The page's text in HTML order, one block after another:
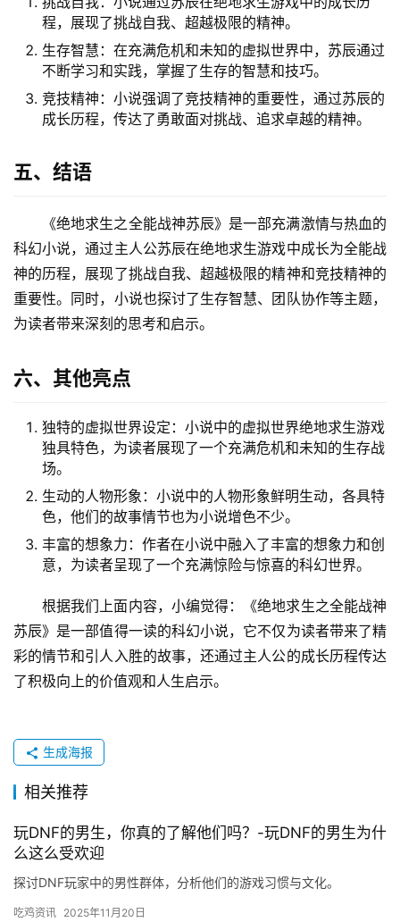
程，展现了挑战自我、超越极限的精神。
生存智慧：在充满危机和未知的虚拟世界中，苏辰通过
不断学习和实践，掌握了生存的智慧和技巧。
竞技精神：小说强调了竞技精神的重要性，通过苏辰的
成长历程，传达了勇敢面对挑战、追求卓越的精神。
五、结语
《绝地求生之全能战神苏辰》是一部充满激情与热血的
科幻小说，通过主人公苏辰在绝地求生游戏中成长为全能战
神的历程，展现了挑战自我、超越极限的精神和竞技精神的
重要性。同时，小说也探讨了生存智慧、团队协作等主题，
为读者带来深刻的思考和启示。
六、其他亮点
独特的虚拟世界设定：小说中的虚拟世界绝地求生游戏
独具特色，为读者展现了一个充满危机和未知的生存战
场。
生动的人物形象：小说中的人物形象鲜明生动，各具特
色，他们的故事情节也为小说增色不少。
丰富的想象力：作者在小说中融入了丰富的想象力和创
意，为读者呈现了一个充满惊险与惊喜的科幻世界。
根据我们上面内容，小编觉得：《绝地求生之全能战神
苏辰》是一部值得一读的科幻小说，它不仅为读者带来了精
彩的情节和引人入胜的故事，还通过主人公的成长历程传达
了积极向上的价值观和人生启示。
生成海报
相关推荐
玩DNF的男生，你真的了解他们吗？-玩DNF的男生为什
么这么受欢迎
探讨DNF玩家中的男性群体，分析他们的游戏习惯与文化。
吃鸡资讯 2025年11月20日